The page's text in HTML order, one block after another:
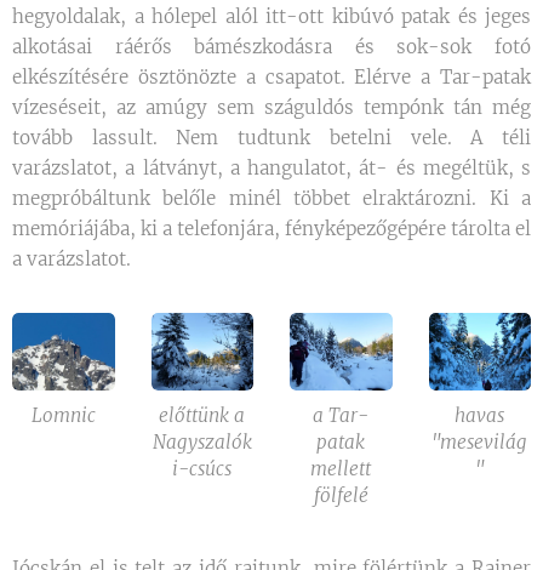
hegyoldalak, a hólepel alól itt-ott kibúvó patak és jeges
alkotásai ráérős bámészkodásra és sok-sok fotó
elkészítésére ösztönözte a csapatot. Elérve a Tar-patak
vízeséseit, az amúgy sem száguldós tempónk tán még
tovább lassult. Nem tudtunk betelni vele. A téli
varázslatot, a látványt, a hangulatot, át- és megéltük, s
megpróbáltunk belőle minél többet elraktározni. Ki a
memóriájába, ki a telefonjára, fényképezőgépére tárolta el
a varázslatot.
Lomnic
előttünk a
Nagyszalók
i-csúcs
a Tar-
patak
mellett
fölfelé
havas
"mesevilág
"